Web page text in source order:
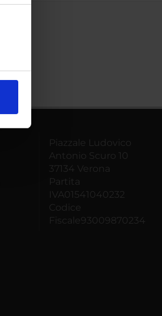
Piazzale Ludovico
Antonio Scuro 10
37134 Verona
Partita
IVA01541040232
Codice
Fiscale93009870234